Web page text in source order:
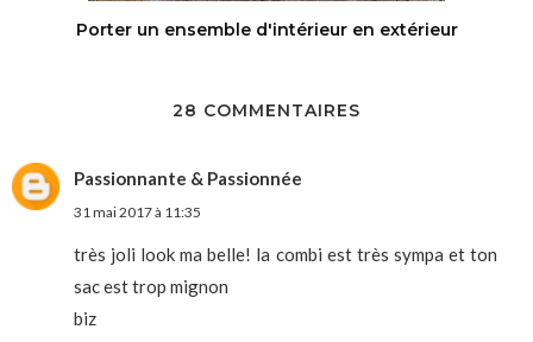
Porter un ensemble d'intérieur en extérieur
28 COMMENTAIRES
Passionnante & Passionnée
31 mai 2017 à 11:35
très joli look ma belle! la combi est très sympa et ton
sac est trop mignon
biz